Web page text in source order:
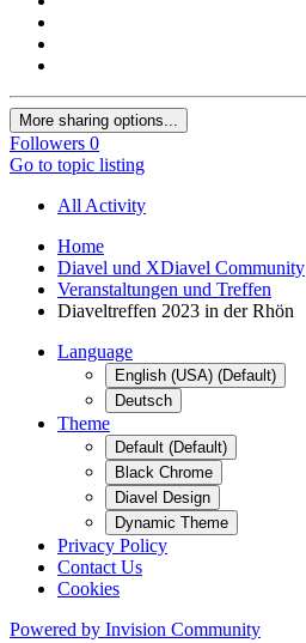
More sharing options...
Followers 0
Go to topic listing
All Activity
Home
Diavel und XDiavel Community
Veranstaltungen und Treffen
Diaveltreffen 2023 in der Rhön
Language
English (USA) (Default)
Deutsch
Theme
Default (Default)
Black Chrome
Diavel Design
Dynamic Theme
Privacy Policy
Contact Us
Cookies
Powered by Invision Community